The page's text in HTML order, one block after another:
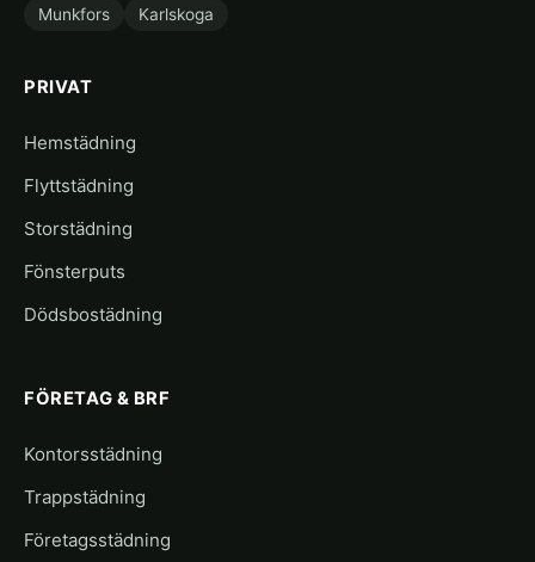
Munkfors
Karlskoga
PRIVAT
Hemstädning
Flyttstädning
Storstädning
Fönsterputs
Dödsbostädning
FÖRETAG & BRF
Kontorsstädning
Trappstädning
Företagsstädning